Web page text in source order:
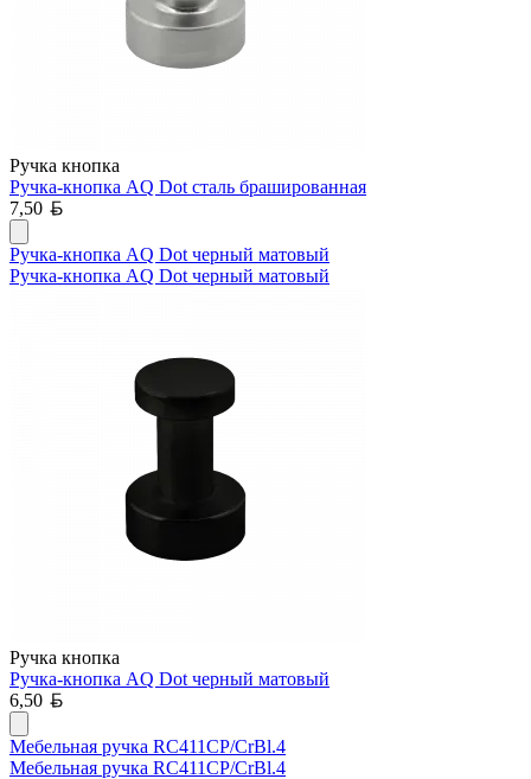
Ручка кнопка
Ручка-кнопка AQ Dot сталь брашированная
7,50
Ручка-кнопка AQ Dot черный матовый
Ручка-кнопка AQ Dot черный матовый
Ручка кнопка
Ручка-кнопка AQ Dot черный матовый
6,50
Мебельная ручка RC411CP/CrBl.4
Мебельная ручка RC411CP/CrBl.4